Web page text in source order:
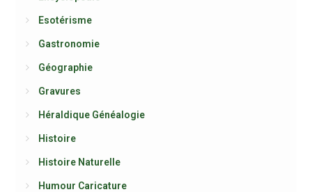
Esotérisme
Gastronomie
Géographie
Gravures
Héraldique Généalogie
Histoire
Histoire Naturelle
Humour Caricature